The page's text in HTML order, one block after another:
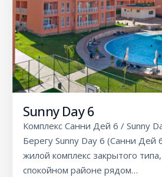
Sunny Day 6
Комплекс Санни Дей 6 / Sunny
Берегу Sunny Day 6 (Санни
жилой комплекс закрытого
спокойном районе рядом…